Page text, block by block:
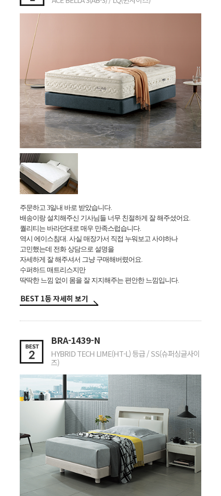
주문하고 3일내 바로 받았습니다.
배송이랑 설치해주신 기사님들 너무 친절하게 잘 해주셨어요.
퀄리티는 바라던대로 매우 만족스럽습니다.
역시 에이스침대. 사실 매장가서 직접 누워보고 사야하나
고민했는데 전화 상담으로 설명을
자세하게 잘 해주셔서 그냥 구매해버렸어요.
수퍼하드 매트리스지만
딱딱한 느낌 없이 몸을 잘 지지해주는 편안한 느낌입니다.
BRA-1439-N
HYBRID TECH LIME(HT-L) 등급 / SS(슈퍼싱글사이
즈)